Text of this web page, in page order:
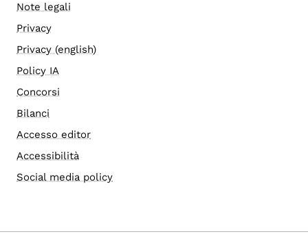
Note legali
Privacy
Privacy (english)
Policy IA
Concorsi
Bilanci
Accesso editor
Accessibilità
Social media policy